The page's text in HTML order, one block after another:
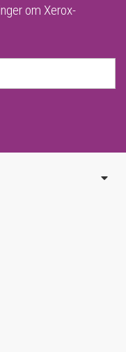
om Xerox-